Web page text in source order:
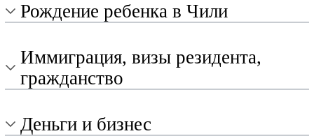
Рождение ребенка в Чили
Иммиграция, визы резидента,
гражданство
Деньги и бизнес